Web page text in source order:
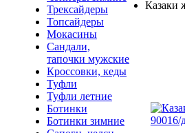
Трексайдеры
Топсайдеры
Мокасины
Сандали,
тапочки мужские
Кроссовки, кеды
Туфли
Туфли летние
Ботинки
Ботинки зимние
Казаки